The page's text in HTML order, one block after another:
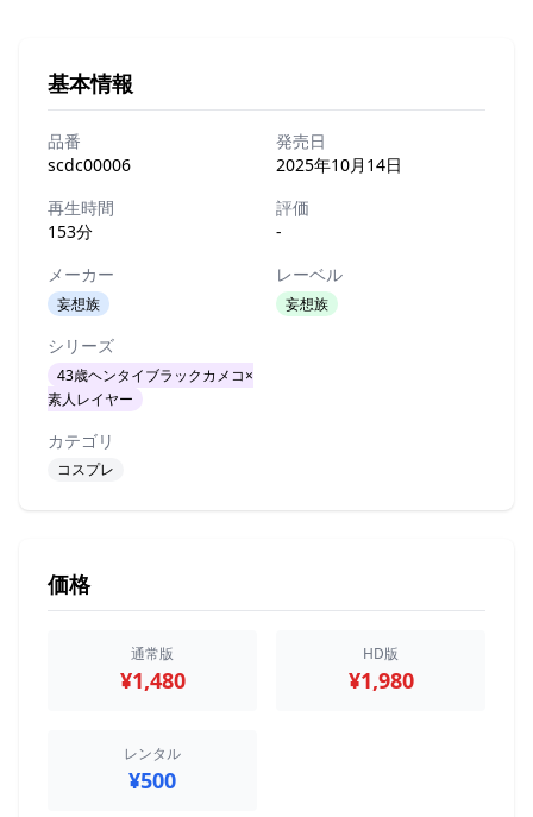
基本情報
品番
scdc00006
発売日
2025年10月14日
再生時間
153分
評価
-
メーカー
妄想族
レーベル
妄想族
シリーズ
43歳ヘンタイブラックカメコ×
素人レイヤー
カテゴリ
コスプレ
価格
通常版
¥1,480
HD版
¥1,980
レンタル
¥500